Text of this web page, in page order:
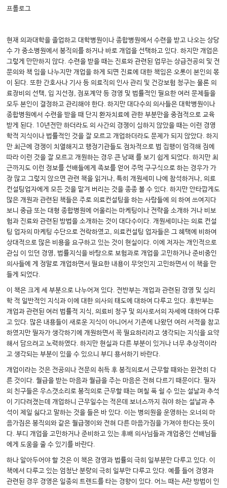
프롤로그
현재 의과대학을 졸업하고 대학병원이나 종합병원에서 수련을 받고 나오는 상당
수 가 중소병원에서 봉직의를 하거나 바로 개업을 선택하고 있다. 하지만 개업은
그렇게 만만하지 않다. 수련을 받을 때는 진료와 관련된 업무는 상급전공의 및 전
문의와 책 임을 나누지만 개업을 하게 되면 진료에 대한 책임은 오롯이 본인의 몫
이 된다. 또한 간호사나 기사 등 의료직의 인사 관리 및 건강보험 청구는 물론 의
료장비의 선택, 입 지선정, 점포계약 등 경영 및 법률적인 필요한 여러 문제들을
모두 본인이 결정하고 관리해야 한다. 하지만 대다수의 의사들은 대학병원이나
종합병원에서 수련을 받을 때 단지 환자치료에 관한 부분만을 중점적으로 교육
받게 된다. 10년전만 하더라도 의 사간의 경쟁이 심하지 않았을 때는 이런 경영
학적 지식이나 법률적인 것을 잘 모르고 개업하더라도 문제가 되지 않았다. 하지
만 최근에 경쟁이 치열해지고 행정기관들도 점차적으로 법 집행이 엄격해 짐에
따라 이런 것을 잘 모르고 개원하는 경우 큰 낭패 를 보기 쉽게 되었다. 하지만 최
근까지도 이런 정보를 선배들에게 족보를 얻어 주먹 구구식으로 하는 경우가 가
장 많고 그렇지 않으면 관련 책을 읽거나, 특히 개원세미 나에 참석하거나, 의료
컨설팅업자에게 모든 것을 맡겨 버리는 것을 종종 볼 수 있다. 하지만 안타깝게도
많은 개원과 관련된 책들은 주로 의료컨설팅을 하는 사람들에 의 하여 쓰여지다
보니 중급 또는 대형 종합병원에 어울리는 마케팅이나 전략을 소개하 거나 비보
험과 진료와 관련된 방법을 소개하는 것이 대다수이다. 개원세미나는 의료 컨설
팅 업자의 마케팅 수단으로 전락하였고, 의료컨설팅 업자들은 그 혜택에 비하여
상대적으로 많은 비용을 요구하고 있는 것이 현실이다. 이에 저자는 개인적으로
관심 이 있던 경영, 법률지식을 바탕으로 보험과로 개업을 고민하거나 준비중인
의사들에 게 정말로 개업하면서 필요한 내용이 무엇인지 고민하면서 이 책을 만
들게 되었다.
이 책은 크게 세 부분으로 나누어져 있다. 전반부는 개업과 관련된 경영 및 심리
학 적 일반적인 지식과 이에 대한 의사의 태도에 대하여 다루고 있다. 후반부는
개업과 관련된 여러 법률적 지식, 의료비 청구 및 의사로서의 자세에 대하여 다루
고 있다. 많은 내용들이 새로운 지식이 아니어서 기존에 나왔던 여러 서적을 참고
하였지만 필자가 생각하기에 개원하면서 꼭 필요하리라고 생각되는 지식을 요약
해서 담으려고 노력하였다. 하지만 현실과 다른 부분이 있거나 너무 추상적이라
고 생각되는 부분이 있을 수 있으니 부디 용서하기 바란다.
개업이라는 것은 전공의나 전문의 취득 후 봉직의로서 근무할 때와는 완전히 다
른 것이다. 월급을 받는 마음과 월급을 주는 마음은 전혀 다르기 때문이다. 필자
의 친구들은 우스갯소리로 봉직의로 근무할 때는 며칠 푹 쉴 수 있는 설날과 추석
이 기다려졌는데 개업하니 근무일수는 적은데 보너스까지 줘야 하는 설날과 추
석이 제일 싫다고 말하는 것을 들은 바 있다. 이는 병의원을 운영하는 오너의 마
음가짐은 봉직의와 같은 월급쟁이와 전혀 다른 마음가짐을 가져야 한다는 뜻이
다. 부디 개업을 고민하거나 준비하고 있는 후배 의사님들과 개업중인 선배님들
에게 도움을 줄 수 있기를 바란다.
하나 알아두어야 할 것은 이 책은 경영과 법률의 극히 일부분만 다루고 있다. 이
책에서 다루고 있는 엄청난 분량의 극히 일부만 다루고 있다. 예를 들어 경영과
관련된 경우 경영은 일종의 트렌드를 타는 경향이 있다. 어느 때는 A란 방법이 인